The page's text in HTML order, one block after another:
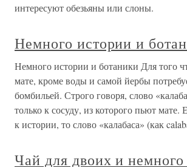
интересуют обезьяны или слоны.
Немного истории и
Немного истории и ботаники Для того
мате, кроме воды и самой йербы
бомбильей. Строго говоря, слово
только к сосуду, из которого пьют мате.
к истории, то слово «калабаса» (как
Чай для двоих и немного